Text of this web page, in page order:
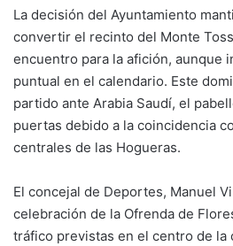
La decisión del Ayuntamiento
convertir el recinto del Monte
encuentro para la afición, aunque
puntual en el calendario. Este
partido ante Arabia Saudí, el
puertas debido a la coincidencia
centrales de las Hogueras.
El concejal de Deportes, Manuel
celebración de la Ofrenda de
tráfico previstas en el centro de la